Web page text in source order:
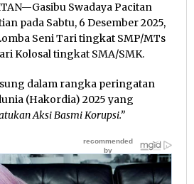
Swadaya Pacitan
pada Sabtu, 6 Desember 2025,
Seni Tari tingkat SMP/MTs
Kolosal tingkat SMA/SMK.
dalam rangka peringatan
(Hakordia) 2025 yang
Aksi Basmi Korupsi.”